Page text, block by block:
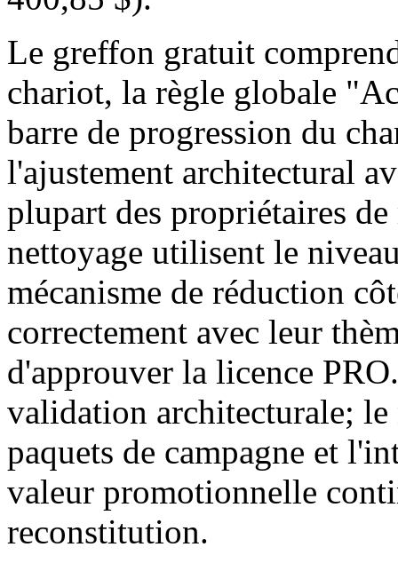
Le greffon gratuit
chariot, la règle globale
barre de progression du
l'ajustement architectural
plupart des propriétaires
nettoyage utilisent le
mécanisme de réduction
correctement avec leur
d'approuver la licence
validation architecturale;
paquets de campagne et
valeur promotionnelle
reconstitution.